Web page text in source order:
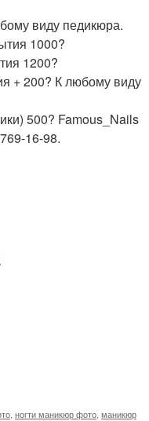
виду педикюра.
1000?
1200?
+ 200? К любому виду
500? Famous_Nails
16-98.
ногти маникюр фото маникюр